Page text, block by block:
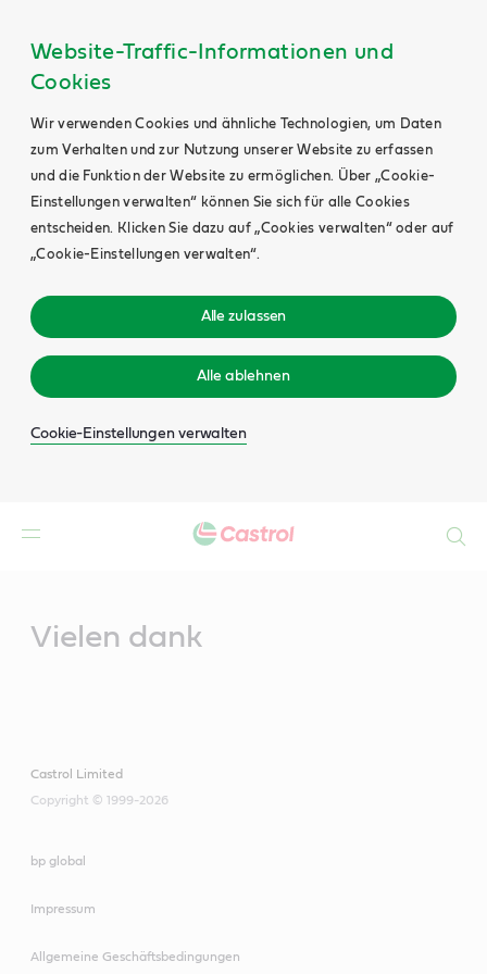
Website-Traffic-Informationen und
Cookies
Wir verwenden Cookies und ähnliche Technologien, um Daten
zum Verhalten und zur Nutzung unserer Website zu erfassen
und die Funktion der Website zu ermöglichen. Über „Cookie-
Einstellungen verwalten“ können Sie sich für alle Cookies
entscheiden. Klicken Sie dazu auf „Cookies verwalten“ oder auf
„Cookie-Einstellungen verwalten“.
Alle zulassen
Alle ablehnen
Cookie-Einstellungen verwalten
Vielen dank
Castrol Limited
Copyright © 1999-2026
bp global
Impressum
Allgemeine Geschäftsbedingungen